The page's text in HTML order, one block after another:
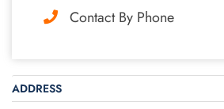
Contact By Phone
ADDRESS